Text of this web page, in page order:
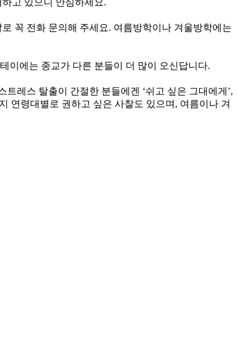
꼭 전화 문의해 주세요. 여름방학이나 겨울방학에는
이에는 종교가 다른 분들이 더 많이 오신답니다.
레스 탈출이 간절한 분들에겐 ‘쉬고 싶은 그대에게’,
연령대별로 권하고 싶은 사찰도 있으며, 여름이나 겨